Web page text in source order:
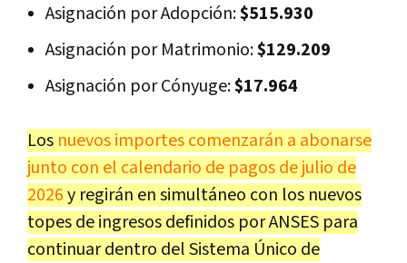
Asignación por Adopción:$515.930
Asignación por Matrimonio:$129.209
Asignación por Cónyuge:$17.964
Los nuevos importes comenzarán a abonarse
junto con el calendario de pagos de julio de
2026y regirán en simultáneo con los nuevos
topes de ingresos definidos por ANSES para
continuar dentro del Sistema Único de